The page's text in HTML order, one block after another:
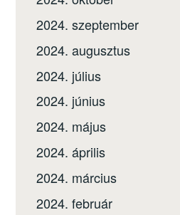
2024. szeptember
2024. augusztus
2024. július
2024. június
2024. május
2024. április
2024. március
2024. február